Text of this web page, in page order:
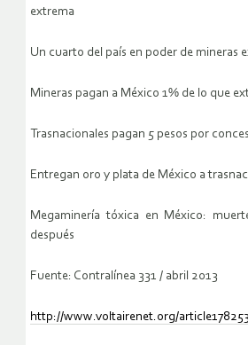
extrema
Un cuarto del país en poder de mineras
Mineras pagan a México 1% de lo que
Trasnacionales pagan 5 pesos por
Entregan oro y plata de México a
Megaminería tóxica en México:
después
Fuente: Contralínea 331 / abril 2013
http://www.voltairenet.org/